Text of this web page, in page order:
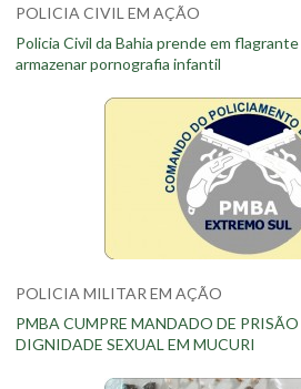
POLICIA CIVIL EM AÇÃO
Policia Civil da Bahia prende em
armazenar pornografia infantil
POLICIA MILITAR EM AÇÃO
PMBA CUMPRE MANDADO DE
DIGNIDADE SEXUAL EM MUCURI